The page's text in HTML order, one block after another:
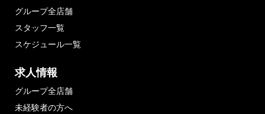
グループ全店舗
スタッフ一覧
スケジュール一覧
求人情報
グループ全店舗
未経験者の方へ